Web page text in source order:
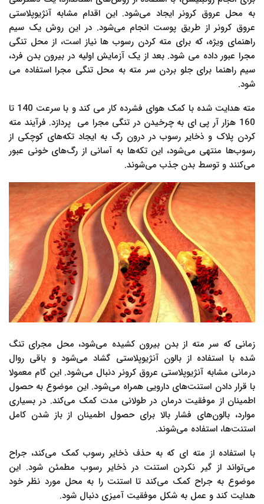
به محل عروق کرونر ایجاد می‌شود. این اقدام مشابه آنژیوپلاستی
عروق کرونر از طریق پوست انجام می‌شود. در این روش یک سیم
راهنمای ویژه، که برای مته کردن رسوب‌ ها نیاز است، از محل تنگی
مجرا عبور داده می ‌شود. بعد از یک آزمایش اولیه در بیرون بدن فرد،
سیم راهنما برای جلو بردن سر مته به محل تنگی مجرا استفاده می‌
شود.
مته هدایت شده با کمک هوای فشرده کار می‌ کند و با سرعت 140 تا
160 هزار آر پی ای به چرخیدن در تنگی مجرا می ‌پردازد. فرآیند مته
کردن پلاک و ذخایر رسوب در درون رگ به ایجاد تکه‌های کوچکی از
رسوب‌ها منتهی می‌شود، این تکه‌ها به آسانی از رگ‌های خونی عبور
می‌کنند و توسط بدن جذب می‌شوند.
زمانی که سر مته از بدن بیرون کشیده می‌شود، محل مجرای تنگ
شده با استفاده از بالون آنژیوپلاستی گشاد می‌شود و باقی روال
درمانی مشابه آنژیوپلاستی عروق کرونر دنبال می‌شود. این گام معمولا
با قرار دادن استنت‌های دارویی همراه می‌شود. این موضوع به حصول
اطمینان از موفقیت درمان در طولانی مدت کمک می‌کند. در بسیاری
موارد، بالون‌های فشار بالا برای حصول اطمینان از باز شدن کامل
استنت‌ها، استفاده می‌شوند.
با استفاده از مته ای که به حذف ذخایر رسوب کمک می‌کند، جراح
می‌تواند از گیر نکردن استنت در ذخایر رسوب مطمئن شود. این
موضوع به جراح کمک می‌کند تا استنت را به محل مورد نظر خود
هدایت کند و عمل به شکل موفقیت آمیزی دنبال شود.